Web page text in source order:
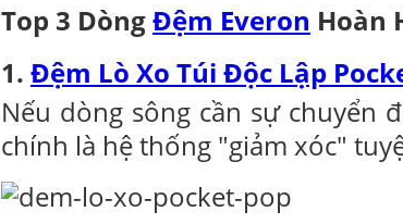
Top 3 DòngĐệm Everon Hoàn
1. Đệm Lò Xo Túi Độc Lập
Nếu dòng sông cần sự chuyển
chính là hệ thống "giảm xóc"